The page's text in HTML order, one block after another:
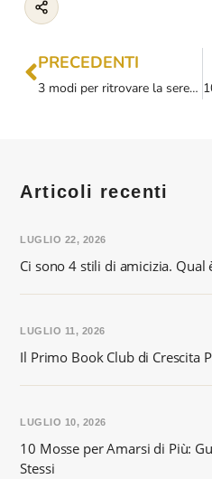
PRECEDENTI
3 modi per ritrovare la serenità durante un cambio di vita
Articoli recenti
Ci sono 4 stili di amicizia. Qual
LUGLIO 22, 2026
Il Primo Book Club di Crescita
LUGLIO 11, 2026
10 Mosse per Amarsi di Più:
Stessi
LUGLIO 10, 2026